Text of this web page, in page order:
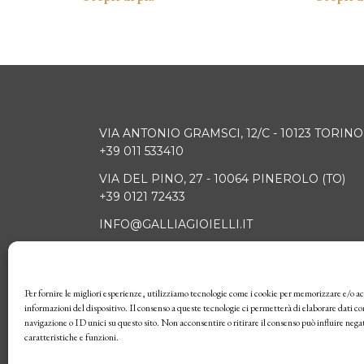
Per fornire le migliori esperienze, utilizziamo tecnologie come i cookie per memorizzare e/o
informazioni del dispositivo. Il consenso a queste tecnologie ci permetterà di elaborare dati
navigazione o ID unici su questo sito. Non acconsentire o ritirare il consenso può influire
caratteristiche e funzioni.
VIA ANTONIO GRAMSCI, 12/C - 10123 TORINO
+39 011 533410
VIA DEL PINO, 27 - 10064 PINEROLO (TO)
+39 0121 72433
INFO@GALLIAGIOIELLI.IT
HOME OROLOGI